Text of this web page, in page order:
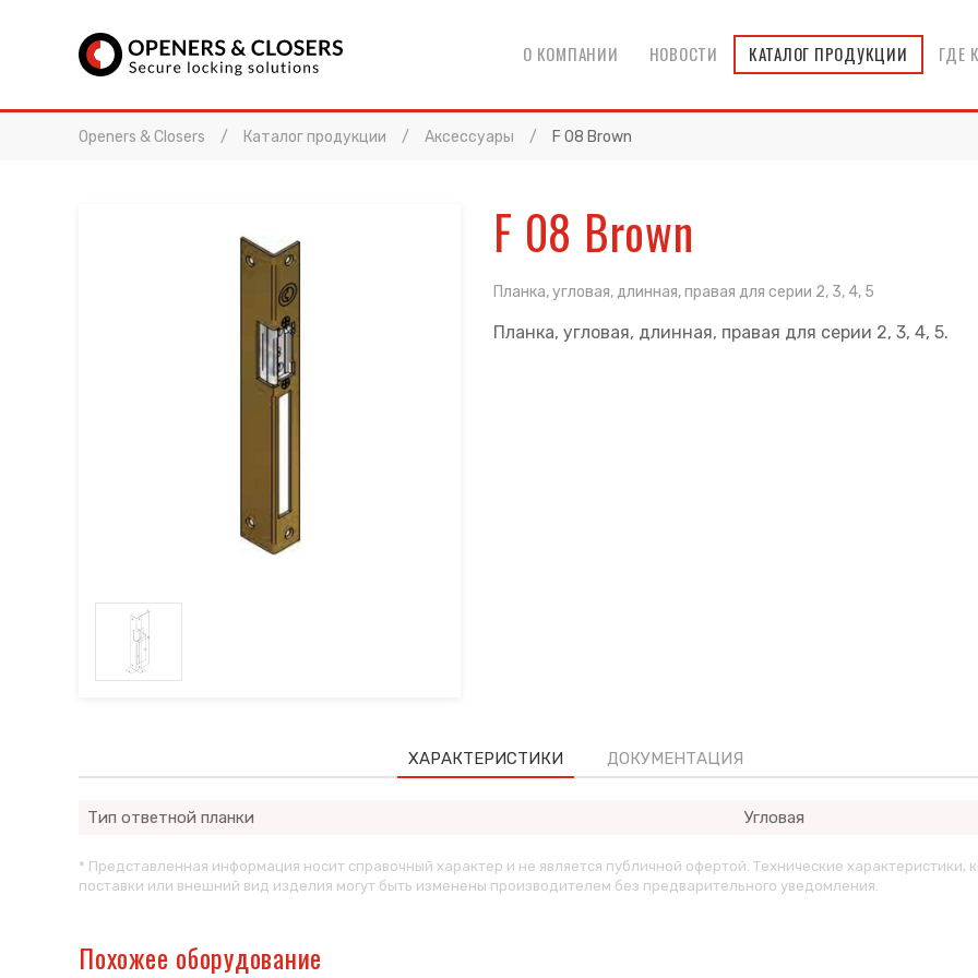
О КОМПАНИИ НОВОСТИ КАТАЛОГ ПРОДУКЦИИ ГДЕ
Openers & Closers Каталог продукции Аксессуары F 08 Brown
F 08 Brown
Планка, угловая, длинная, правая для серии 2, 3, 4, 5
Планка, угловая, длинная, правая для серии 2, 3, 4, 5.
ХАРАКТЕРИСТИКИ ДОКУМЕНТАЦИЯ
Тип ответной планки Угловая
* Представленная информация носит справочный характер и не является публичной офертой. Технические характеристики,
поставки или внешний вид изделия могут быть изменены производителем без предварительного уведомления.
Похожее оборудование